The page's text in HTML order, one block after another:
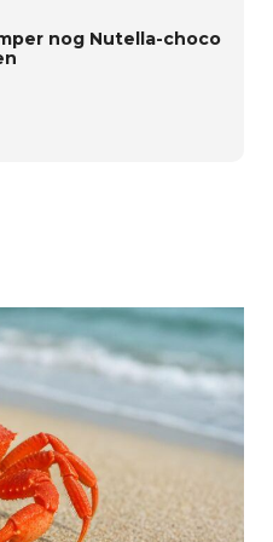
nog Nutella-choco